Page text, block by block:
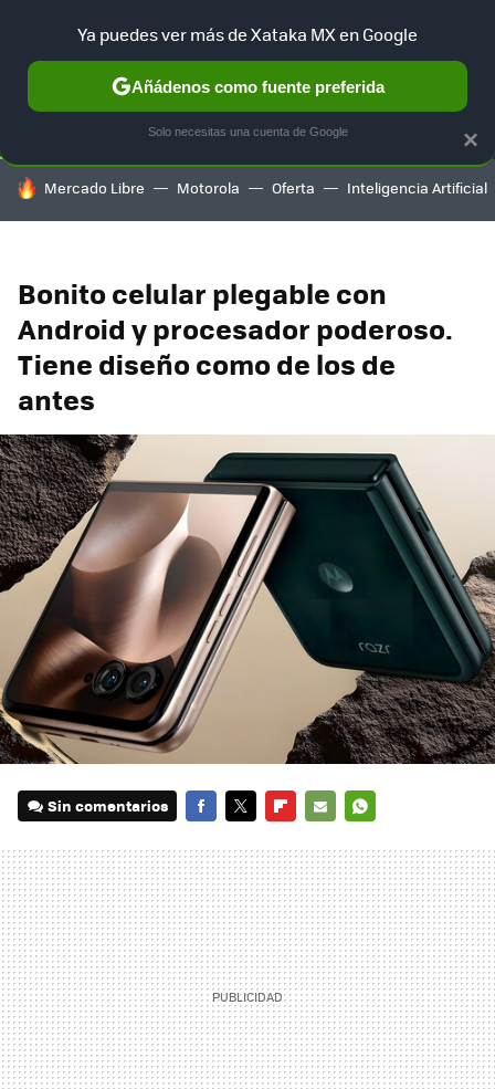
SELECCIÓN GAMING HOME AUTO TERRITORIO
HOY SE HABLA DE
Mercado Libre Motorola Oferta Inteligencia Artificial
Bonito celular plegable con
Android y procesador poderoso.
Tiene diseño como de los de
antes
Sin comentarios
MAIL
×
Ya puedes ver más de Xataka MX en Google
Añádenos como fuente preferida
Solo necesitas una cuenta de Google